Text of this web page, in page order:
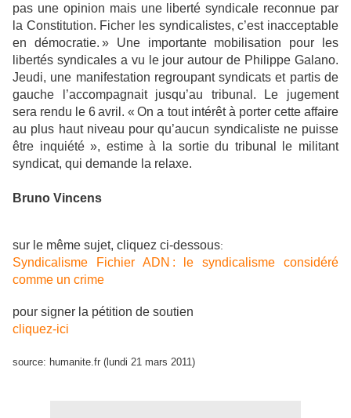
pas une opinion mais une liberté syndicale reconnue par
la Constitution. Ficher les syndicalistes, c’est inacceptable
en démocratie. » Une importante mobilisation pour les
libertés syndicales a vu le jour autour de Philippe Galano.
Jeudi, une manifestation regroupant syndicats et partis de
gauche l’accompagnait jusqu’au tribunal. Le jugement
sera rendu le 6 avril. « On a tout intérêt à porter cette affaire
au plus haut niveau pour qu’aucun syndicaliste ne puisse
être inquiété », estime à la sortie du tribunal le militant
syndicat, qui demande la relaxe.
Bruno Vincens
sur le même sujet, cliquez ci-dessous:
Syndicalisme Fichier ADN : le syndicalisme considéré
comme un crime
pour signer la pétition de soutien
cliquez-ici
source: humanite.fr (lundi 21 mars 2011)